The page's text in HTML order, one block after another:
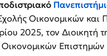
Οικονομικών και
2025, τον Διοικητή
Επιστημών